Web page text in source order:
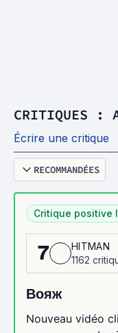
CRITIQUES :
Écrire une critique
RECOMMANDÉES
Critique positive
7
HITMAN
1162
Вояж
Nouveau vidéo